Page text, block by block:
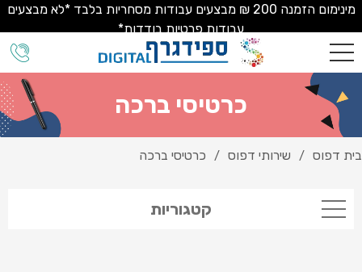
מינימום הזמנה 200 ₪ מבצעים עבודות מסחריות בלבד *לא מבצעים
עבודות פרטיות בודדות*
כרטיסי ברכה
בית דפוס / שירותי דפוס / כרטיסי ברכה
קטגוריות